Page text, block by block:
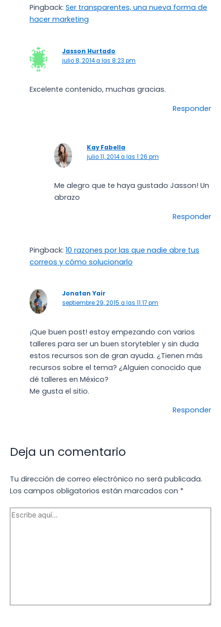
Pingback: Ser transparentes, una nueva forma de
hacer marketing
Jasson Hurtado
julio 8, 2014 a las 8:23 pm
Excelente contenido, muchas gracias.
Responder
Kay Fabella
julio 11, 2014 a las 1:26 pm
Me alegro que te haya gustado Jasson! Un
abrazo
Responder
Pingback: 10 razones por las que nadie abre tus
correos y cómo solucionarlo
Jonatan Yair
septiembre 29, 2015 a las 11:17 pm
¡Que buen post! estoy empezando con varios
talleres para ser un buen storytebler y sin duda
estos recursos son de gran ayuda. ¿Tienen más
recursos sobre el tema? ¿Alguien conocido que
dé talleres en México?
Me gusta el sitio.
Responder
Deja un comentario
Tu dirección de correo electrónico no será publicada.
Los campos obligatorios están marcados con *
Escribe